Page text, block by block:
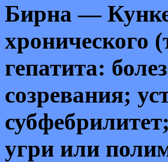
Бирна —
хронического
гепатита:
созревания;
угри или